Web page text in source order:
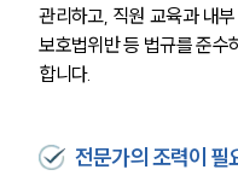
관리하고, 직원 교육과 내
보호법위반 등 법규를 준수
합니다.
전문가의 조력이 필